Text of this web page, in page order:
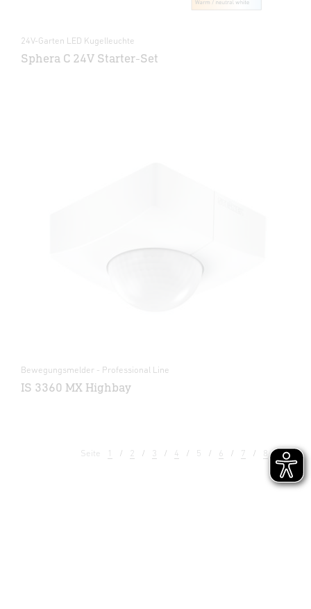
24V-Garten LED Kugelleuchte
Sphera C 24V Starter-Set
Bewegungsmelder - Professional Line
IS 3360 MX Highbay
Seite 1 2 3 4 5 6 7 8 9